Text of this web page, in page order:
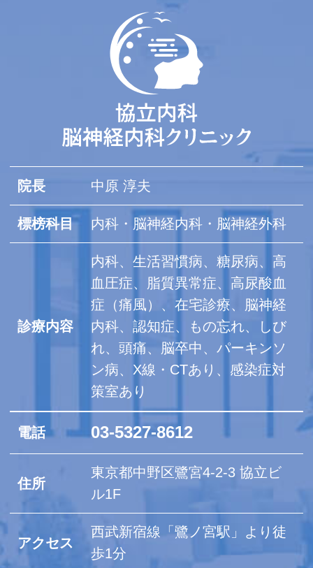
院長 中原 淳夫
標榜科目 内科・脳神経内科・脳神経外科
診療内容
内科、生活習慣病、糖尿病、高
血圧症、脂質異常症、高尿酸血
症（痛風）、在宅診療、脳神経
内科、認知症、もの忘れ、しび
れ、頭痛、脳卒中、パーキンソ
ン病、X線・CTあり、感染症対
策室あり
電話 03-5327-8612
住所
東京都中野区鷺宮4-2-3協立ビ
ル1F
アクセス
西武新宿線「鷺ノ宮駅」より徒
歩1分